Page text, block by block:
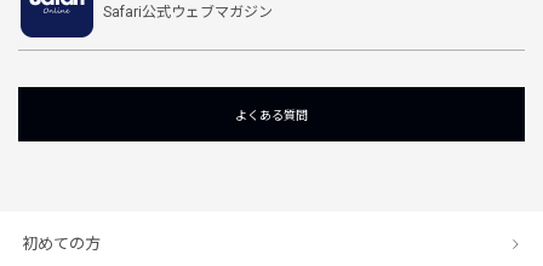
Safari公式ウェブマガジン
よくある質問
初めての方